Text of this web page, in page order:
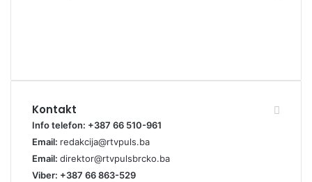
Kontakt
Info telefon: +387 66 510-961
Email: redakcija@rtvpuls.ba
Email: direktor@rtvpulsbrcko.ba
Viber: +387 66 863-529